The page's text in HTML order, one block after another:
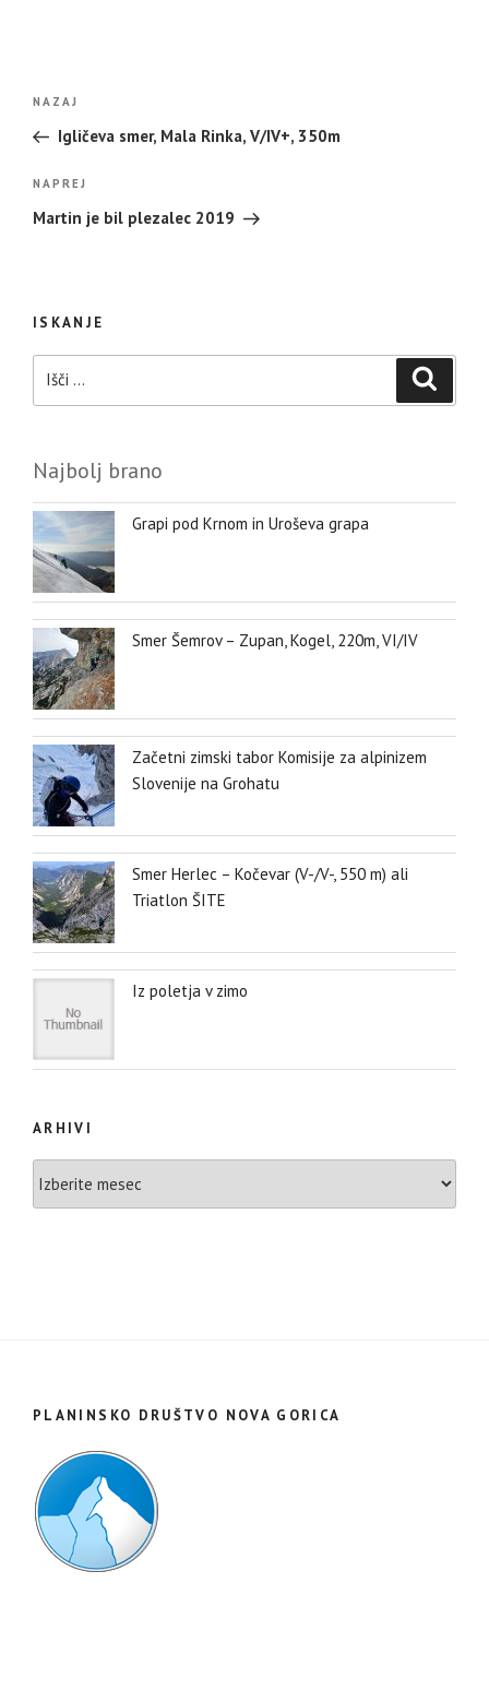
Prejšnji
prispevek
NAZAJ
Igličeva smer, Mala Rinka, V/IV+, 350m
Naslednji
prispevek
NAPREJ
Martin je bil plezalec 2019
ISKANJE
Najbolj brano
Grapi pod Krnom in Uroševa grapa
Smer Šemrov – Zupan, Kogel, 220m, VI/IV
Začetni zimski tabor Komisije za alpinizem
Slovenije na Grohatu
Smer Herlec – Kočevar (V-/V-, 550 m) ali
Triatlon ŠITE
Iz poletja v zimo
ARHIVI
PLANINSKO DRUŠTVO NOVA GORICA